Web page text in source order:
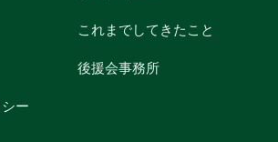
これまでしてきたこと
後援会事務所
ー